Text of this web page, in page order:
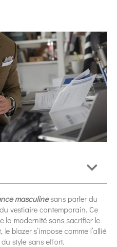
masculinesans parler du
vestiaire contemporain. Ce
la modernité sans sacrifier le
blazer s’impose comme l’allié
style sans effort.